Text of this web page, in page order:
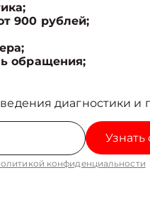
900 рублей;
обращения;
диагностики и
Узнать
конфиденциальности